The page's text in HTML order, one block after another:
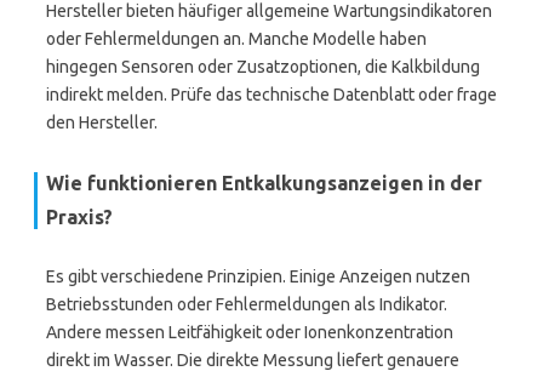
Hersteller bieten häufiger allgemeine Wartungsindikatoren
oder Fehlermeldungen an. Manche Modelle haben
hingegen Sensoren oder Zusatzoptionen, die Kalkbildung
indirekt melden. Prüfe das technische Datenblatt oder frage
den Hersteller.
Wie funktionieren Entkalkungsanzeigen in der
Praxis?
Es gibt verschiedene Prinzipien. Einige Anzeigen nutzen
Betriebsstunden oder Fehlermeldungen als Indikator.
Andere messen Leitfähigkeit oder Ionenkonzentration
direkt im Wasser. Die direkte Messung liefert genauere